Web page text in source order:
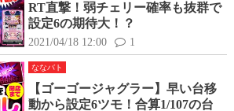
RT直撃！弱チェリー確率も抜群で
設定6の期待大！？
2021/04/18 12:00 1
ななバト
【ゴーゴージャグラー】早い台移
動から設定6ツモ！合算1/107の台